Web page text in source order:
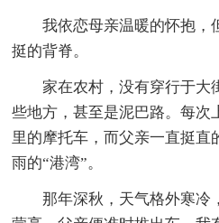
我依恋母亲温暖的怀抱，
挺的背脊。
家在农村，没有穿行于大
些地方，甚至是泥巴路。每次
里的摩托车，而父亲一直挺直
雨的“港湾”。
那年深秋，天气格外寒冷